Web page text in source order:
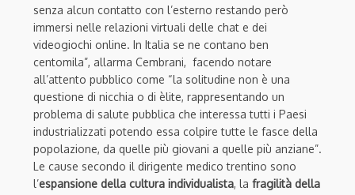
senza alcun contatto con l’esterno restando però
immersi nelle relazioni virtuali delle chat e dei
videogiochi online. In Italia se ne contano ben
centomila”, allarma Cembrani, facendo notare
all’attento pubblico come “la solitudine non è una
questione di nicchia o di èlite, rappresentando un
problema di salute pubblica che interessa tutti i Paesi
industrializzati potendo essa colpire tutte le fasce della
popolazione, da quelle più giovani a quelle più anziane”.
Le cause secondo il dirigente medico trentino sono
l’espansione della cultura individualista, la fragilità della